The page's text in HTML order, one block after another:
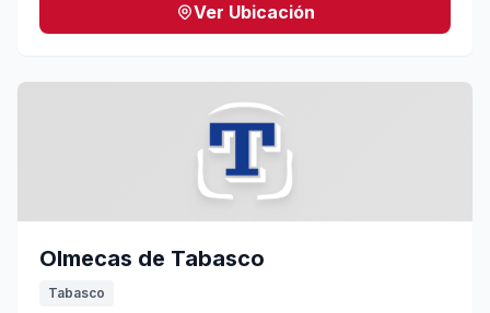
Ver Ubicación
Olmecas de Tabasco
Tabasco